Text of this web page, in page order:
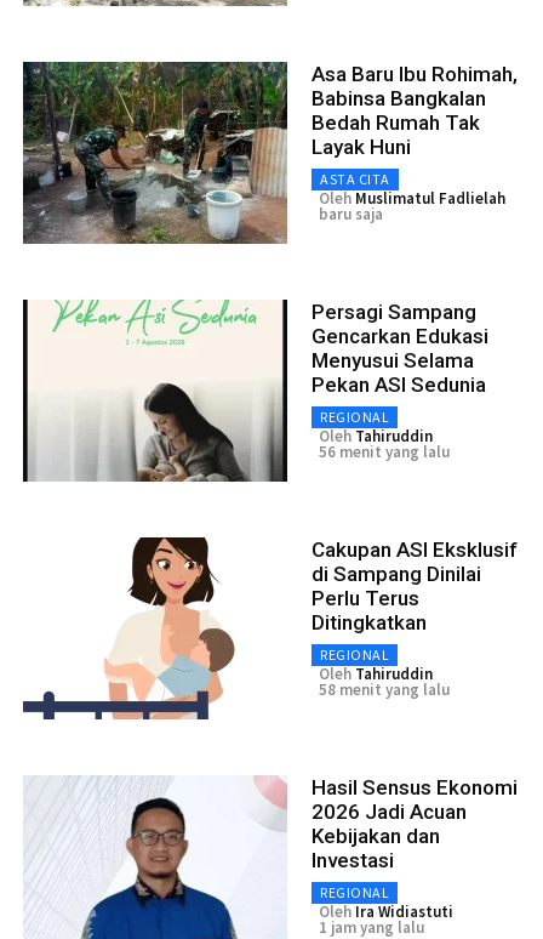
Asa Baru Ibu Rohimah,
Babinsa Bangkalan
Bedah Rumah Tak
Layak Huni
ASTA CITA
Oleh Muslimatul Fadlielah
baru saja
Persagi Sampang
Gencarkan Edukasi
Menyusui Selama
Pekan ASI Sedunia
REGIONAL
Oleh Tahiruddin
56 menit yang lalu
Cakupan ASI Eksklusif
di Sampang Dinilai
Perlu Terus
Ditingkatkan
REGIONAL
Oleh Tahiruddin
58 menit yang lalu
Hasil Sensus Ekonomi
2026 Jadi Acuan
Kebijakan dan
Investasi
REGIONAL
Oleh Ira Widiastuti
1 jam yang lalu